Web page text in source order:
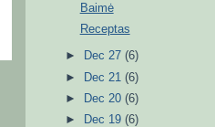
Baimė
Receptas
► Dec 27(6)
►
Dec 21(6)
►
Dec 20(6)
►
Dec 19(6)